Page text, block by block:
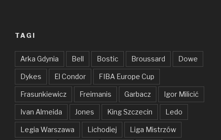
TAGI
Arka Gdynia Bell Bostic Broussard Dowe
Dykes El Condor FIBA Europe Cup
Frasunkiewicz Freimanis Garbacz Igor Milicić
Ivan Almeida Jones King Szczecin Ledo
Legia Warszawa Lichodiej Liga Mistrzów